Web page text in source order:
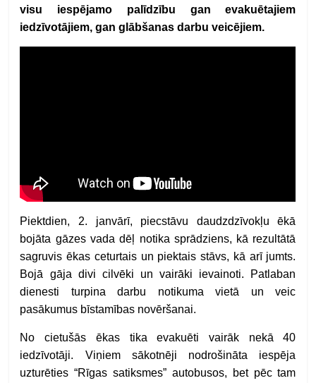
visu iespējamo palīdzību gan evakuētajiem
iedzīvotājiem, gan glābšanas darbu veicējiem.
Piektdien, 2. janvārī, piecstāvu daudzdzīvokļu ēkā
bojāta gāzes vada dēļ notika sprādziens, kā rezultātā
sagruvis ēkas ceturtais un piektais stāvs, kā arī jumts.
Bojā gāja divi cilvēki un vairāki ievainoti. Patlaban
dienesti turpina darbu notikuma vietā un veic
pasākumus bīstamības novēršanai.
No cietušās ēkas tika evakuēti vairāk nekā 40
iedzīvotāji. Viņiem sākotnēji nodrošināta iespēja
uzturēties “Rīgas satiksmes” autobusos, bet pēc tam